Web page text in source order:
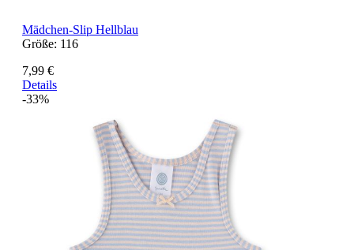
Mädchen-Slip Hellblau
Größe: 116
7,99 €
Details
-33%